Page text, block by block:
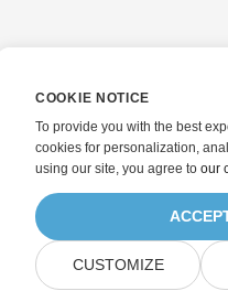
COOKIE NOTICE
To provide you with the best
cookies for personalization,
using our site, you agree to our
CUSTOMIZE